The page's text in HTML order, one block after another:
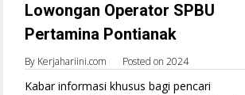
Lowongan Operator SPBU
Pertamina Pontianak
By Kerjahariini.com Posted on 2024
Kabar informasi khusus bagi pencari